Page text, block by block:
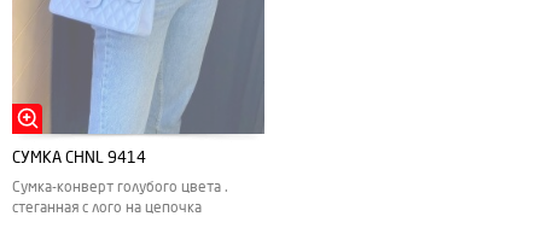
СУМКА CHNL 9414
Сумка-конверт голубого цвета .
стеганная с лого на цепочка